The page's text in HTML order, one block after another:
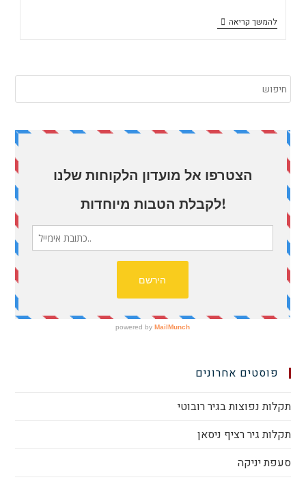
להמשך קריאה
פוסטים אחרונים
תקלות נפוצות בגיר רובוטי
תקלות גיר רציף ניסאן
סעפת יניקה